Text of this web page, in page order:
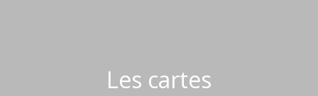
Les cartes